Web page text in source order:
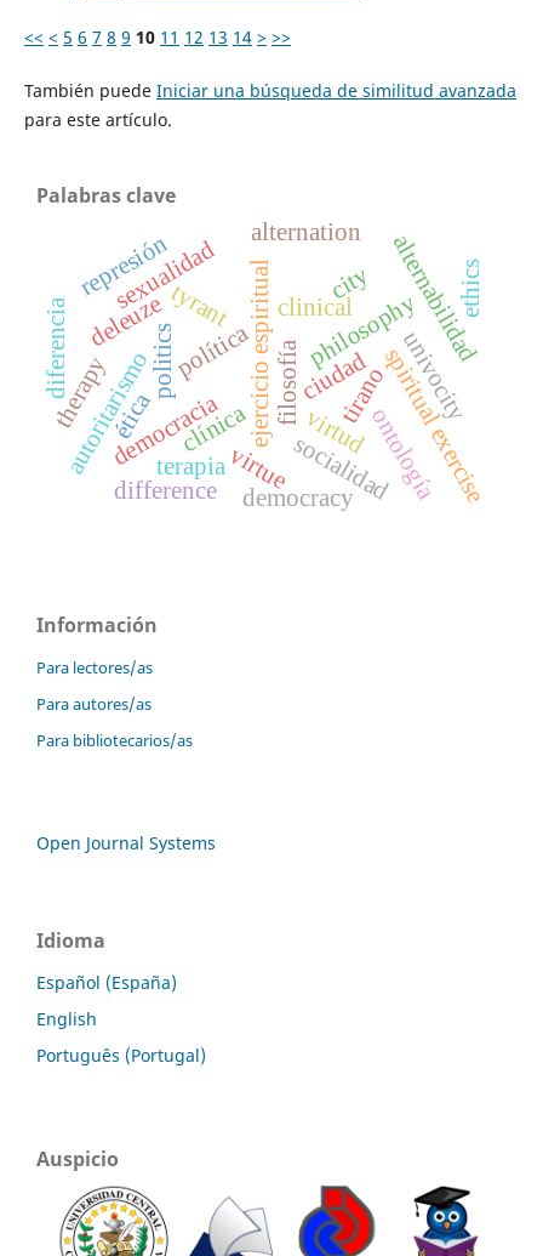
<< < 5 6 7 8 9 10 11 12 13 14 > >>
También puede Iniciar una búsqueda de similitud avanzada
para este artículo.
Palabras clave
filosofía
clínicaejercicio espiritual tirano
política ciudad
virtud
philosophy
clinical
spiritual exercise
tyrant
politics
city
virtue
democracia
sexualidad alternabilidad
socialidad
terapia
represión
autoritarismo
democracy
alternation
therapy
deleuze
ontología
diferencia univocity
difference
ética
ethics
Información
Para lectores/as
Para autores/as
Para bibliotecarios/as
Open Journal Systems
Idioma
Español (España)
English
Português (Portugal)
Auspicio